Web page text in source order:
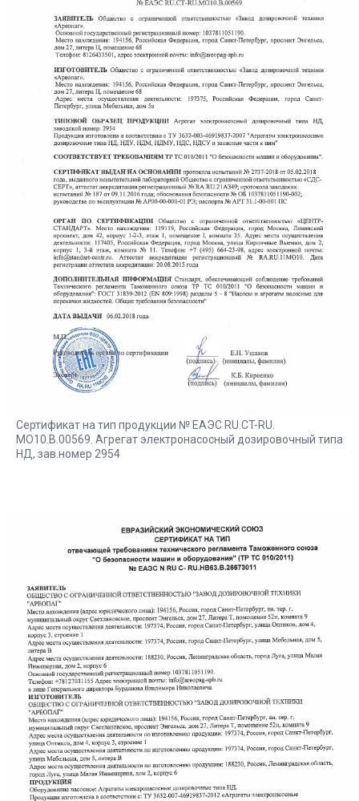
Сертификат на тип продукции № ЕАЭС RU.CT-RU.
MO10.В.00569. Агрегат электронасосный дозировочный типа
НД, зав.номер 2954